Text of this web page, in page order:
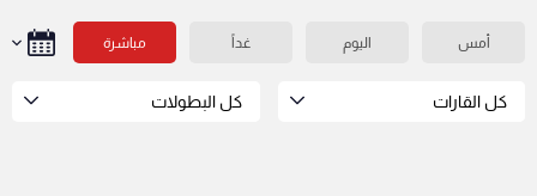
أمس اليوم غداً مباشرة
كل القارات كل البطولات